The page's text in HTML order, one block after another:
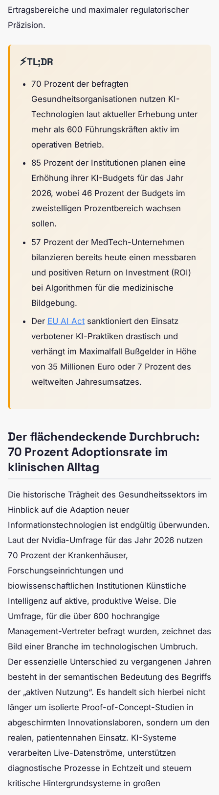
Ertragsbereiche und maximaler regulatorischer
Präzision.
⚡TL;DR
70 Prozent der befragten
Gesundheitsorganisationen nutzen KI-
Technologien laut aktueller Erhebung unter
mehr als 600 Führungskräften aktiv im
operativen Betrieb.
85 Prozent der Institutionen planen eine
Erhöhung ihrer KI-Budgets für das Jahr
2026, wobei 46 Prozent der Budgets im
zweistelligen Prozentbereich wachsen
sollen.
57 Prozent der MedTech-Unternehmen
bilanzieren bereits heute einen messbaren
und positiven Return on Investment (ROI)
bei Algorithmen für die medizinische
Bildgebung.
Der EU AI Act sanktioniert den Einsatz
verbotener KI-Praktiken drastisch und
verhängt im Maximalfall Bußgelder in Höhe
von 35 Millionen Euro oder 7 Prozent des
weltweiten Jahresumsatzes.
Der flächendeckende Durchbruch:
70 Prozent Adoptionsrate im
klinischen Alltag
Die historische Trägheit des Gesundheitssektors im
Hinblick auf die Adaption neuer
Informationstechnologien ist endgültig überwunden.
Laut der Nvidia-Umfrage für das Jahr 2026 nutzen
70 Prozent der Krankenhäuser,
Forschungseinrichtungen und
biowissenschaftlichen Institutionen Künstliche
Intelligenz auf aktive, produktive Weise. Die
Umfrage, für die über 600 hochrangige
Management-Vertreter befragt wurden, zeichnet das
Bild einer Branche im technologischen Umbruch.
Der essenzielle Unterschied zu vergangenen Jahren
besteht in der semantischen Bedeutung des Begriffs
der „aktiven Nutzung“. Es handelt sich hierbei nicht
länger um isolierte Proof-of-Concept-Studien in
abgeschirmten Innovationslaboren, sondern um den
realen, patientennahen Einsatz. KI-Systeme
verarbeiten Live-Datenströme, unterstützen
diagnostische Prozesse in Echtzeit und steuern
kritische Hintergrundsysteme in großen